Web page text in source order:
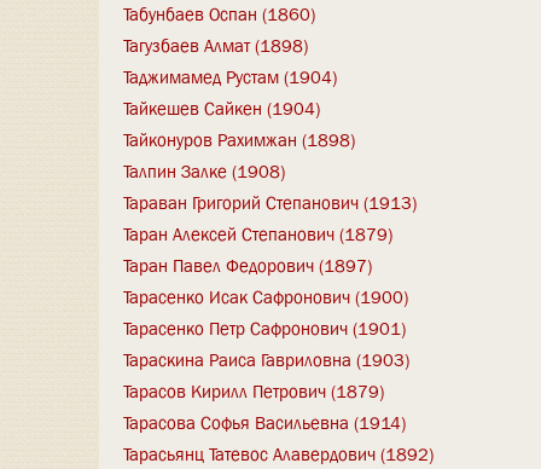
Табунбаев Оспан (1860)
Тагузбаев Алмат (1898)
Таджимамед Рустам (1904)
Тайкешев Сайкен (1904)
Тайконуров Рахимжан (1898)
Талпин Залке (1908)
Тараван Григорий Степанович (1913)
Таран Алексей Степанович (1879)
Таран Павел Федорович (1897)
Тарасенко Исак Сафронович (1900)
Тарасенко Петр Сафронович (1901)
Тараскина Раиса Гавриловна (1903)
Тарасов Кирилл Петрович (1879)
Тарасова Софья Васильевна (1914)
Тарасьянц Татевос Алавердович (1892)